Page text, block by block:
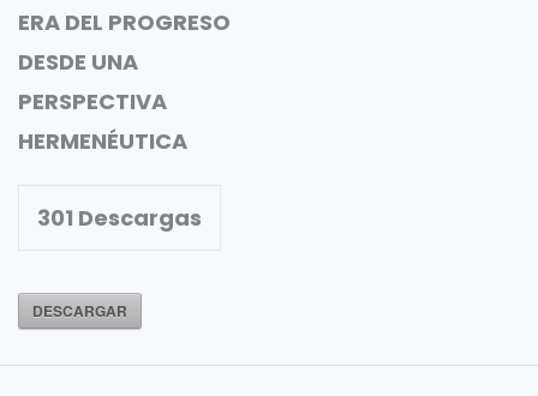
ERA DEL PROGRESO
DESDE UNA
PERSPECTIVA
HERMENÉUTICA
301 Descargas
DESCARGAR